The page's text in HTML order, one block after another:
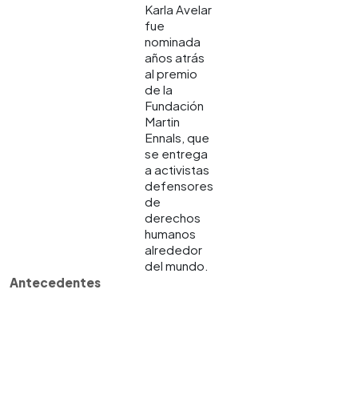
Karla Avelar
fue
nominada
años atrás
al premio
de la
Fundación
Martin
Ennals, que
se entrega
a activistas
defensores
de
derechos
humanos
alrededor
del mundo.
Antecedentes